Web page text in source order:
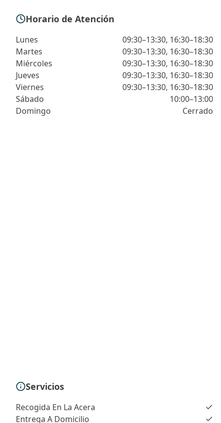
Horario de Atención
Lunes
09:30–13:30, 16:30–18:30
Martes
09:30–13:30, 16:30–18:30
Miércoles
09:30–13:30, 16:30–18:30
Jueves
09:30–13:30, 16:30–18:30
Viernes
09:30–13:30, 16:30–18:30
Sábado
10:00–13:00
Domingo
Cerrado
Servicios
Recogida En La Acera
Entrega A Domicilio